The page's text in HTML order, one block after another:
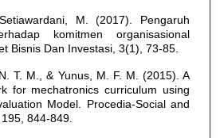
M. (2017). Pengaruh
komitmen organisasional
Bisnis Dan Investasi, 3(1), 73-85.
T. M., & Yunus, M. F. M. (2015). A
for mechatronics curriculum using
Model. Procedia-Social and
844-849.